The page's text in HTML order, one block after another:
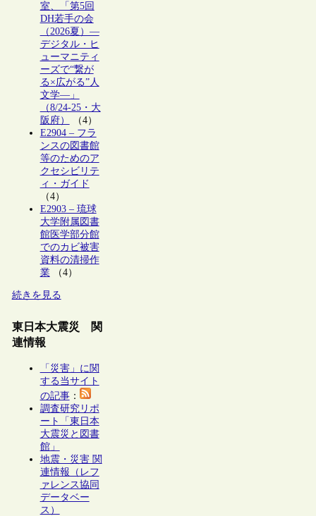
室、「第5回
DH若手の会
（2026夏）―
デジタル・ヒ
ューマニティ
ーズで“繋が
る×広がる”人
文学―」
（8/24-25・大
阪府）
（4）
E2904 – フラ
ンスの図書館
等のためのア
クセシビリテ
ィ・ガイド
（4）
E2903 – 琉球
大学附属図書
館医学部分館
でのカビ被害
資料の清掃作
業（4）
続きを見る
東日本大震災 関
連情報
「災害」に関
する当サイト
の記事：
調査研究リポ
ート「東日本
大震災と図書
館」
地震・災害 関
連情報（レフ
ァレンス協同
データベー
ス）